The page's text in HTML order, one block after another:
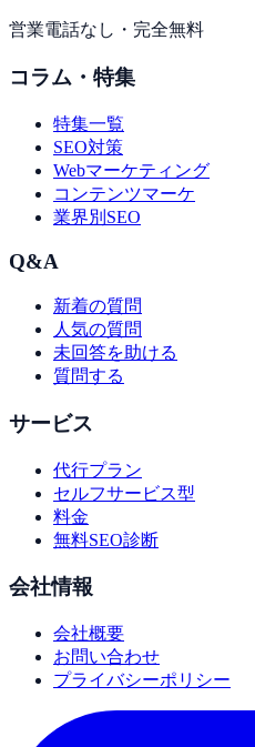
営業電話なし・完全無料
コラム・特集
特集一覧
SEO対策
Webマーケティング
コンテンツマーケ
業界別SEO
Q&A
新着の質問
人気の質問
未回答を助ける
質問する
サービス
代行プラン
セルフサービス型
料金
無料SEO診断
会社情報
会社概要
お問い合わせ
プライバシーポリシー